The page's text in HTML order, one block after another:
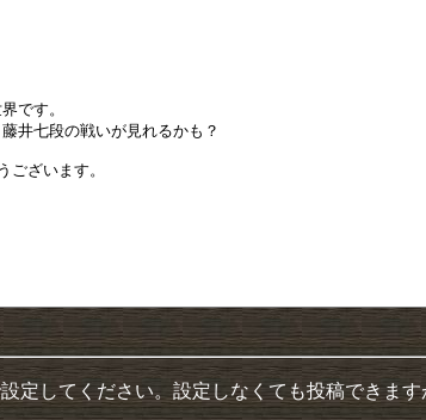
してください。設定しなくても投稿できま